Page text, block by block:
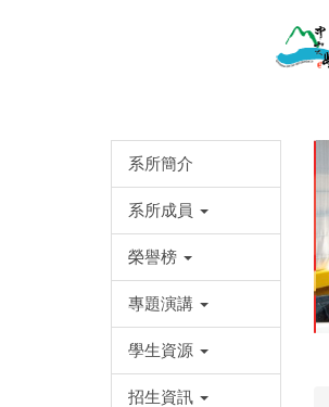
系所簡介
系所成員
榮譽榜
專題演講
學生資源
招生資訊